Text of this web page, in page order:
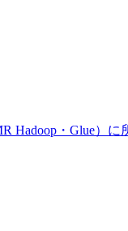
Hadoop・Glue）